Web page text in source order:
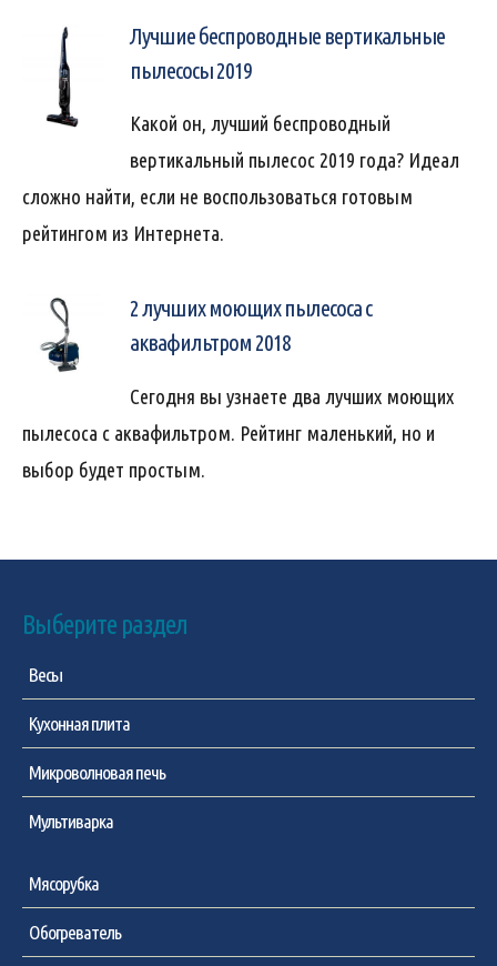
Лучшие беспроводные вертикальные
пылесосы 2019
Какой он, лучший беспроводный
вертикальный пылесос 2019 года? Идеал
сложно найти, если не воспользоваться готовым
рейтингом из Интернета.
2 лучших моющих пылесоса с
аквафильтром 2018
Сегодня вы узнаете два лучших моющих
пылесоса с аквафильтром. Рейтинг маленький, но и
выбор будет простым.
Выберите раздел
Весы
Кухонная плита
Микроволновая печь
Мультиварка
Мясорубка
Обогреватель